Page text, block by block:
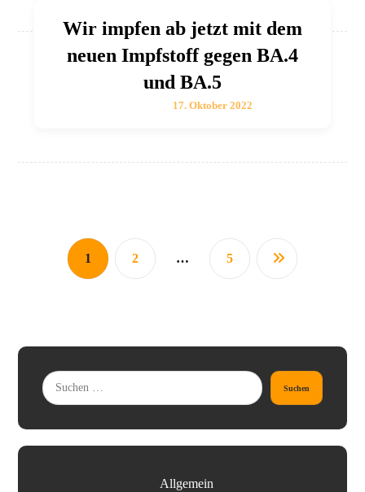
Wir impfen ab jetzt mit dem
neuen Impfstoff gegen BA.4
und BA.5
17. Oktober 2022
1 2 … 5
Suchen
Allgemein